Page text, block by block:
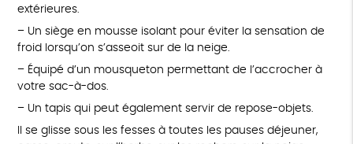
extérieures.
– Un siège en mousse isolant pour éviter la sensation de
froid lorsqu’on s’asseoit sur de la neige.
– Équipé d’un mousqueton permettant de l’accrocher à
votre sac-à-dos.
– Un tapis qui peut également servir de repose-objets.
Il se glisse sous les fesses à toutes les pauses déjeuner,